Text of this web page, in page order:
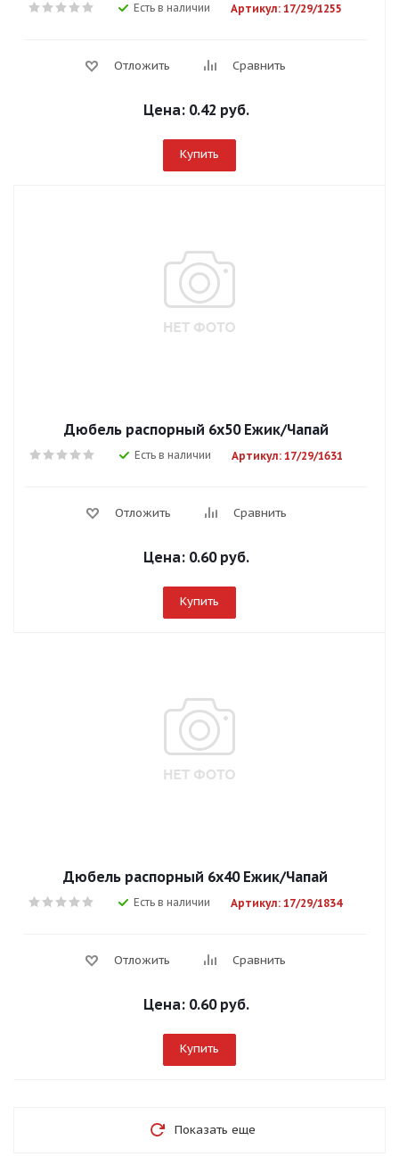
Есть в наличии Артикул: 17/29/1255
Отложить Сравнить
Цена: 0.42 руб.
Купить
Дюбель распорный 6х50 Ежик/Чапай
Есть в наличии Артикул: 17/29/1631
Отложить Сравнить
Цена: 0.60 руб.
Купить
Дюбель распорный 6х40 Ежик/Чапай
Есть в наличии Артикул: 17/29/1834
Отложить Сравнить
Цена: 0.60 руб.
Купить
Показать еще